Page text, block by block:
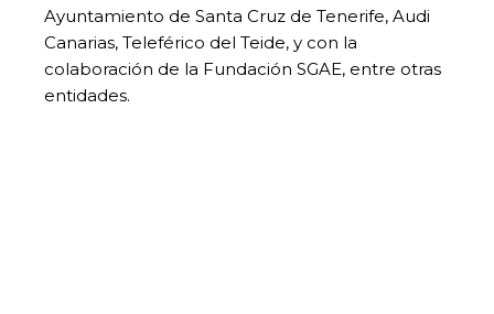
Ayuntamiento de Santa Cruz de Tenerife, Audi
Canarias, Teleférico del Teide, y con la
colaboración de la Fundación SGAE, entre otras
entidades.